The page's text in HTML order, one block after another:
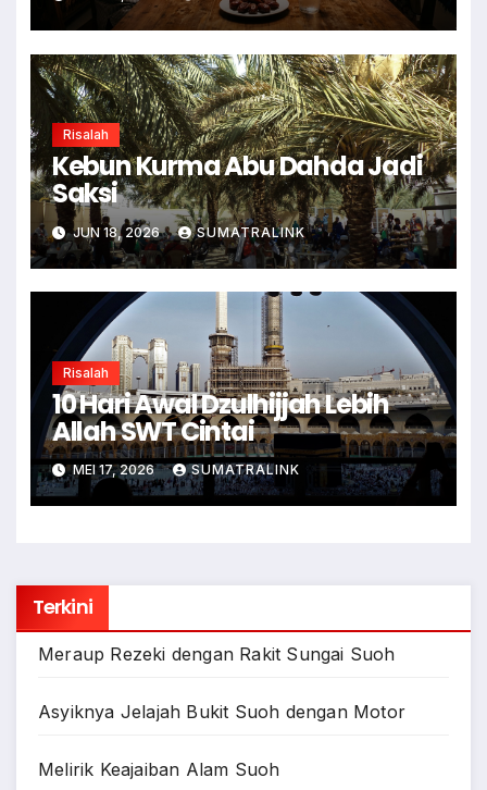
Risalah
Kebun Kurma Abu Dahda Jadi
Saksi
JUN 18, 2026 SUMATRALINK
Risalah
10 Hari Awal Dzulhijjah Lebih
Allah SWT Cintai
MEI 17, 2026 SUMATRALINK
Terkini
Meraup Rezeki dengan Rakit Sungai Suoh
Asyiknya Jelajah Bukit Suoh dengan Motor
Melirik Keajaiban Alam Suoh